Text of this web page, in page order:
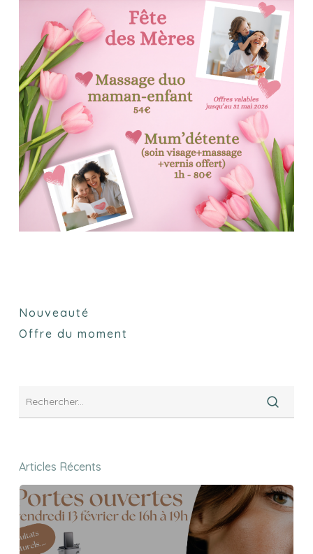
Nouveauté
Offre du moment
Articles Récents